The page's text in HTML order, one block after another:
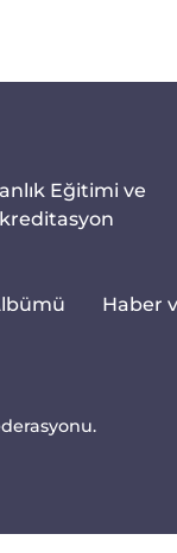
Eğitimi ve
Haber